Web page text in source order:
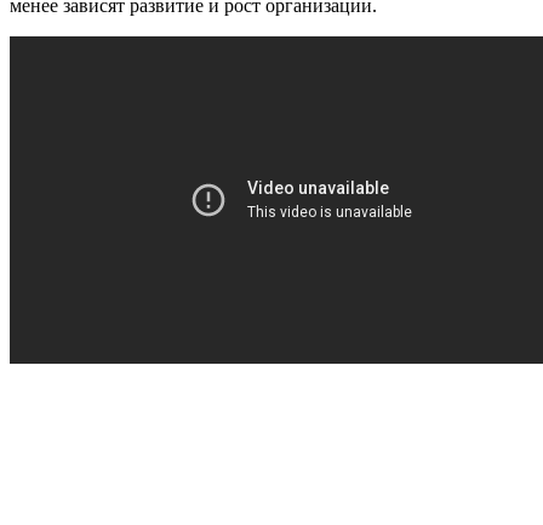
менее зависят развитие и рост организации.